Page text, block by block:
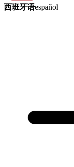
西班牙语español